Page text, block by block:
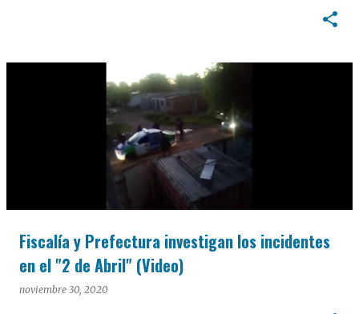
Fiscalía y Prefectura investigan los incidentes
en el "2 de Abril" (Video)
noviembre 30, 2020